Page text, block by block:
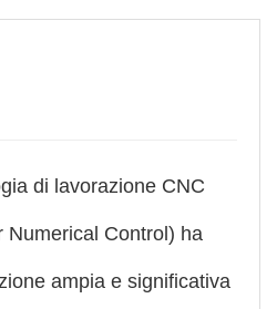
di lavorazione CNC
Numerical Control) ha
ampia e significativa